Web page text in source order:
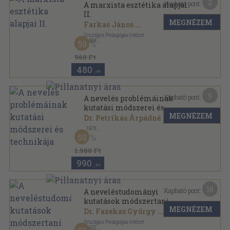
A marxista esztétika alapjai
II.
Farkas János ...
Országos Pedagógiai Intézet
, 1968
Fűzött papírkötés
960 Ft
50
480 ,-Ft
Kapható pont:
MEGNÉZEM
A nevelés problémáinak
kutatási módszerei és
technikája
Dr. Petrikás Árpádné
1973
Vászon
Magyar Pedagógiai Társaság Neveléselméleti
Szakosztályának és az Orosz Szocialista Föderatív
Köztársaság Pedagógiai Társaságának sorozata
sorozat
1.980 Ft
50
990 ,-Ft
Kapható pont:
MEGNÉZEM
A neveléstudományi
kutatások módszertani
kérdései
Dr. Fazekas György ...
Országos Pedagógiai Intézet
, 1972
Kapható pont:
MEGNÉZEM